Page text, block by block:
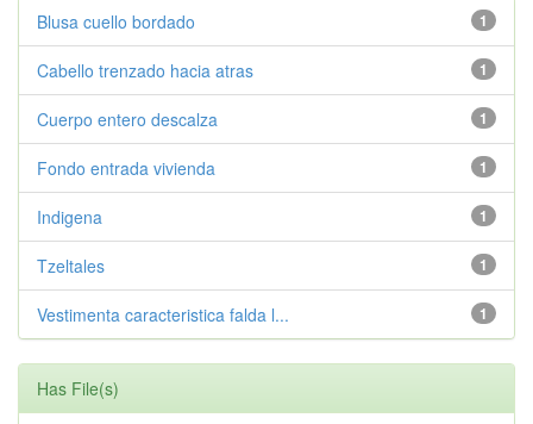
1
Blusa cuello bordado
1
Cabello trenzado hacia atras
1
Cuerpo entero descalza
1
Fondo entrada vivienda
1
Indigena
1
Tzeltales
1
Vestimenta caracteristica falda l...
Has File(s)